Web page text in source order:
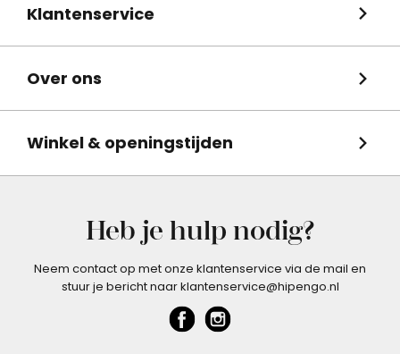
Klantenservice
Over ons
Winkel & openingstijden
Heb je hulp nodig?
Neem contact op met onze klantenservice via de mail en
stuur je bericht naar klantenservice@hipengo.nl